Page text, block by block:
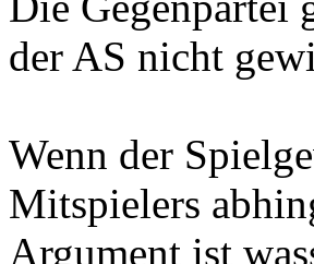
Die Gegenpartei
der AS nicht
Wenn der
Mitspielers